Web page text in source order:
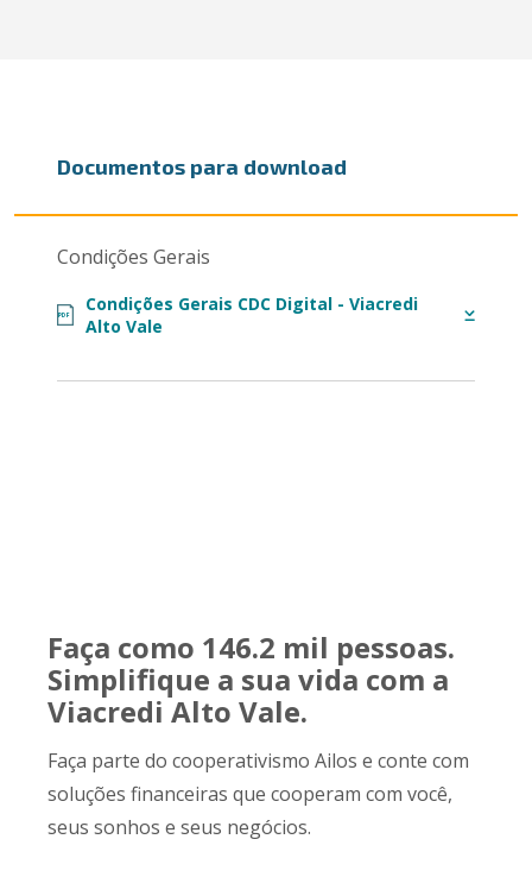
Documentos para download
Condições Gerais
Condições Gerais CDC Digital - Viacredi
Alto Vale
PDF
Faça como 146.2 mil pessoas.
Simplifique a sua vida com a
Viacredi Alto Vale.
Faça parte do cooperativismo Ailos e conte com
soluções financeiras que cooperam com você,
seus sonhos e seus negócios.